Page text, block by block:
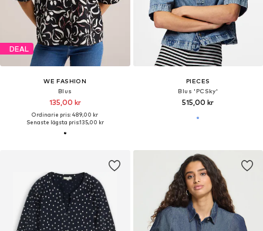
DEAL
WE FASHION
Blus
135,00 kr
Ordinarie pris: 489,00 kr
Senaste lägsta pris:135,00 kr
PIECES
Blus 'PCSky'
515,00 kr